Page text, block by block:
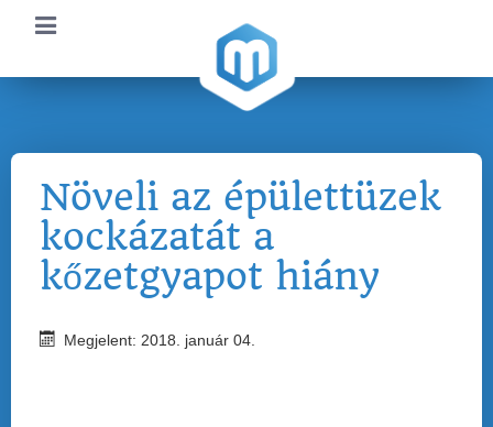
Növeli az épülettüzek
kockázatát a
kőzetgyapot hiány
Megjelent: 2018. január 04.